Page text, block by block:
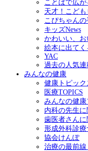
ことばで広
天才！こども
こぴちゃん
キッズNews
かわいい、
絵本に出て
YAC
過去の人気連
みんなの健康
健康トピック
医療TOPICS
みんなの健康
内科の先生に
歯医者さんに
形成外科診療
協会けんぽ
治療の最前線